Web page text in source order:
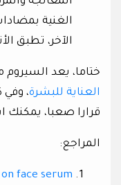
الغنية
الآخر، تطبق
ختاما، يعد السيروم
العناية للبشرة، وفي
قرارا صعبا، يمكنك
المراجع:
face serum.